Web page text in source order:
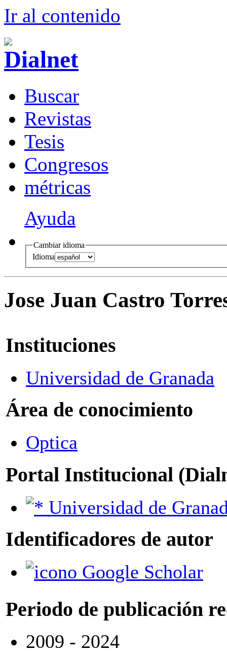
Ir al contenido
Buscar
Revistas
Tesis
Congresos
métricas
Ayuda
Cambiar idioma
Idioma
Jose Juan Castro
Instituciones
Universidad de Granada
Área de conocimiento
Optica
Portal Institucional
Universidad de
Identificadores de autor
Google Scholar
Periodo de publicación
2009 - 2024